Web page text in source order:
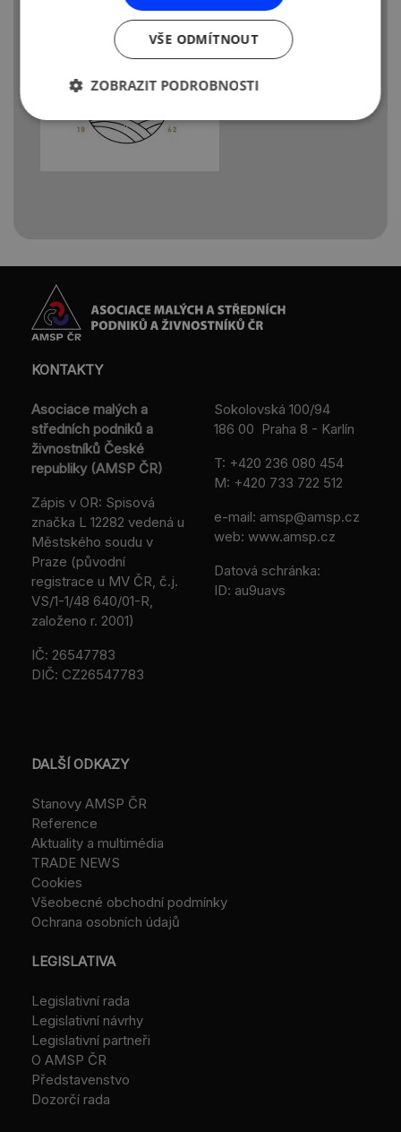
KONTAKTY
Asociace malých a
středních podniků a
živnostníků České
republiky (AMSP ČR)
Zápis v OR: Spisová
značka L 12282 vedená u
Městského soudu v
Praze (původní
registrace u MV ČR, č.j.
VS/1-1/48 640/01-R,
založeno r. 2001)
IČ: 26547783
DIČ: CZ26547783
Sokolovská 100/94
186 00 Praha 8 - Karlín
T: +420 236 080 454
M: +420 733 722 512
e-mail: amsp@amsp.cz
web: www.amsp.cz
Datová schránka:
ID: au9uavs
DALŠÍ ODKAZY
Stanovy AMSP ČR
Reference
Aktuality a multimédia
TRADE NEWS
Cookies
Všeobecné obchodní podmínky
Ochrana osobních údajů
LEGISLATIVA
Legislativní rada
Legislativní návrhy
Legislativní partneři
O AMSP ČR
Představenstvo
Dozorčí rada
VŠE ODMÍTNOUT
ZOBRAZIT PODROBNOSTI